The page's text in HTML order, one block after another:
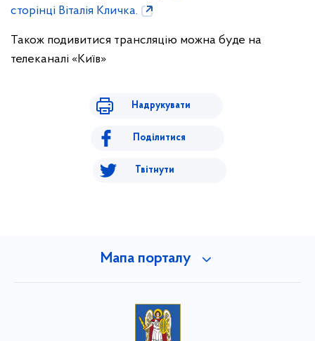
сторінці Віталія Кличка.
Також подивитися трансляцію можна буде на
телеканалі «Київ»
Надрукувати
Поділитися
Твітнути
Мапа порталу